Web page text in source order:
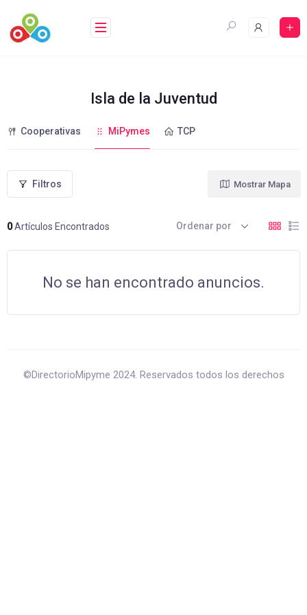
contenido
Isla de la Juventud
Cooperativas MiPymes TCP
Filtros
0Artículos Encontrados
Mostrar Mapa
Ordenar por
No se han encontrado anuncios.
©DirectorioMipyme 2024. Reservados todos los derechos